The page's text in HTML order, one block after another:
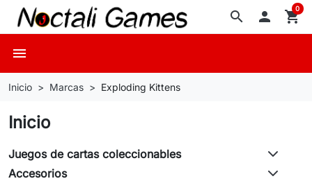
search  shopping_cart
0
menu
Inicio Marcas Exploding Kittens
Inicio
Juegos de cartas coleccionables
Accesorios